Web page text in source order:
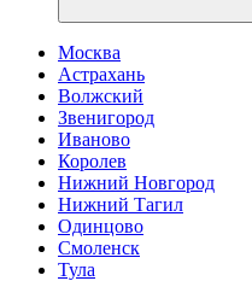
Москва
Астрахань
Волжский
Звенигород
Иваново
Королев
Нижний Новгород
Нижний Тагил
Одинцово
Смоленск
Тула